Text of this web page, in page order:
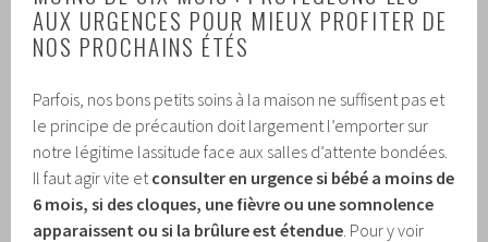
AUX URGENCES POUR MIEUX PROFITER DE
NOS PROCHAINS ÉTÉS
Parfois, nos bons petits soins à la maison ne suffisent pas et
le principe de précaution doit largement l’emporter sur
notre légitime lassitude face aux salles d’attente bondées.
Il faut agir vite et consulter en urgence si bébé a moins de
6 mois, si des cloques, une fièvre ou une somnolence
apparaissent ou si la brûlure est étendue . Pour y voir